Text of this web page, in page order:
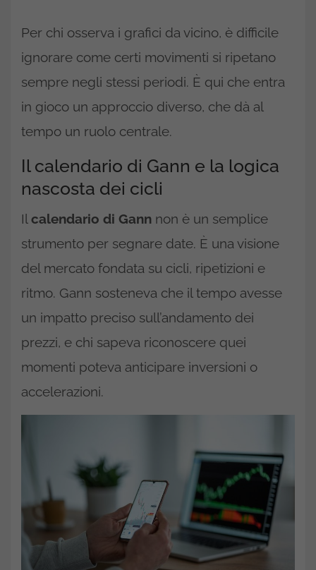
Per chi osserva i grafici da vicino, è difficile
ignorare come certi movimenti si ripetano
sempre negli stessi periodi. È qui che entra
in gioco un approccio diverso, che dà al
tempo un ruolo centrale.
Il calendario di Gann e la logica
nascosta dei cicli
Il calendario di Gann non è un semplice
strumento per segnare date. È una visione
del mercato fondata su cicli, ripetizioni e
ritmo. Gann sosteneva che il tempo avesse
un impatto preciso sull’andamento dei
prezzi, e chi sapeva riconoscere quei
momenti poteva anticipare inversioni o
accelerazioni.